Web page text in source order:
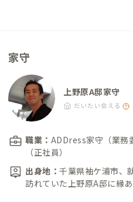
0円ショップ） ・DCM：徒歩30分（
家守
上野原A邸家守
だいたい会える
職業： ADDress家守（業務
（正社員）
出身地： 千葉県袖ケ浦市、
訪れていた上野原A邸に縁